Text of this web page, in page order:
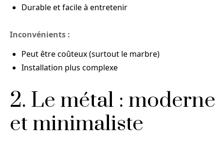
Durable et facile à entretenir
Inconvénients :
Peut être coûteux (surtout le marbre)
Installation plus complexe
2. Le métal : moderne
et minimaliste